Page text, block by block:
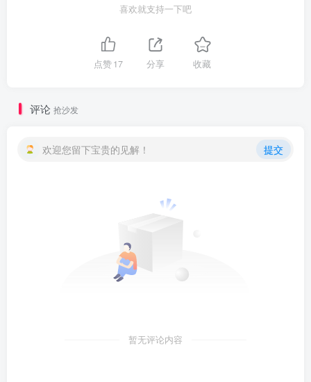
喜欢就支持一下吧
点赞17 分享 收藏
评论 抢沙发
欢迎您留下宝贵的见解！ 提交
暂无评论内容